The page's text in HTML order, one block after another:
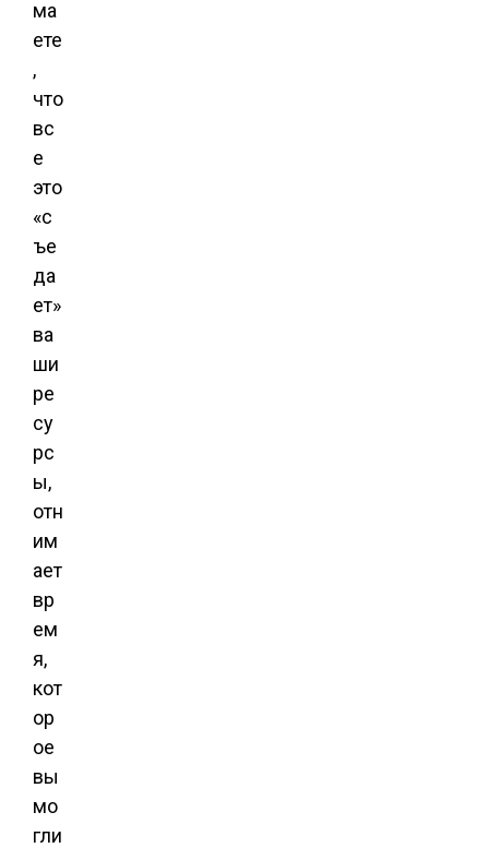
ма
ете
,
что
вс
е
это
«с
ъе
да
ет»
ва
ши
ре
су
рс
ы,
отн
им
ает
вр
ем
я,
кот
ор
ое
вы
мо
гли